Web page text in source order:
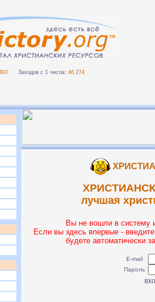
Заходов с 1 числа: 46 274
лучшая
Вы не вошли в систему
Если вы здесь впервые -
будете автоматически
E-mail
Пароль